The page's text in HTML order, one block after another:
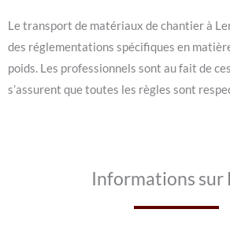
Le transport de matériaux de chantier à
des réglementations spécifiques en
poids. Les professionnels sont au fait de
s’assurent que toutes les règles sont
Informations sur